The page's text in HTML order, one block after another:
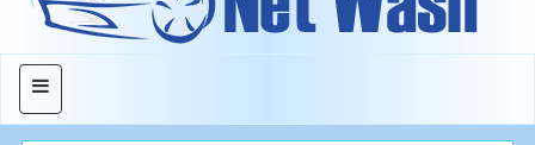
منو